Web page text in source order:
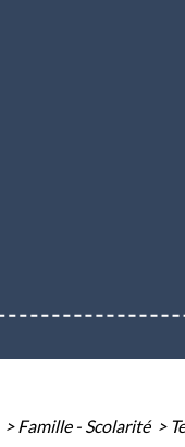
> Famille - Scolarité >